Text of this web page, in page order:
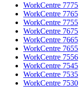
WorkCentre 7775
WorkCentre 7765
WorkCentre 7755
WorkCentre 7675
WorkCentre 7665
WorkCentre 7655
WorkCentre 7556
WorkCentre 7545
WorkCentre 7535
WorkCentre 7530